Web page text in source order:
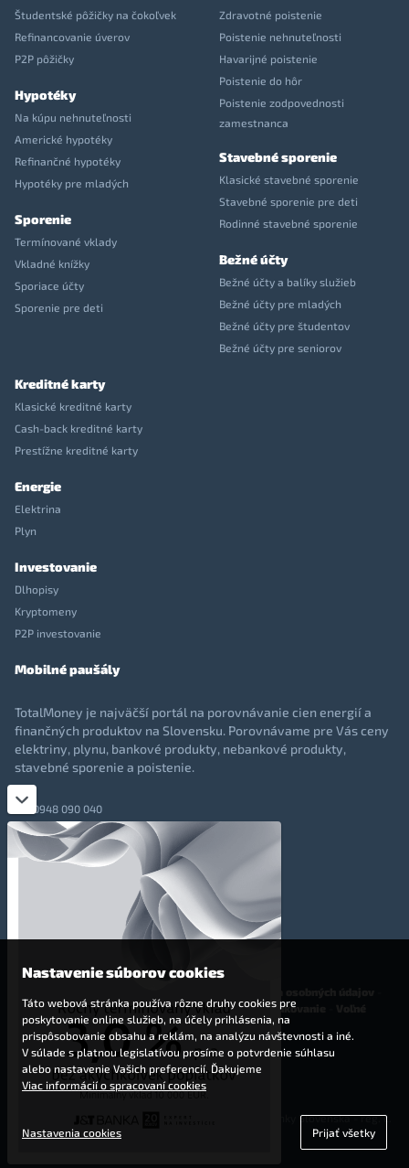
Študentské pôžičky na čokoľvek
Refinancovanie úverov
P2P pôžičky
Hypotéky
Na kúpu nehnuteľnosti
Americké hypotéky
Refinančné hypotéky
Hypotéky pre mladých
Sporenie
Termínované vklady
Vkladné knížky
Sporiace účty
Sporenie pre deti
Zdravotné poistenie
Poistenie nehnuteľnosti
Havarijné poistenie
Poistenie do hôr
Poistenie zodpovednosti
zamestnanca
Stavebné sporenie
Klasické stavebné sporenie
Stavebné sporenie pre deti
Rodinné stavebné sporenie
Bežné účty
Bežné účty a balíky služieb
Bežné účty pre mladých
Bežné účty pre študentov
Bežné účty pre seniorov
Kreditné karty
Klasické kreditné karty
Cash-back kreditné karty
Prestížne kreditné karty
Energie
Elektrina
Plyn
Investovanie
Dlhopisy
Kryptomeny
P2P investovanie
Mobilné paušály
TotalMoney je najväčší portál na porovnávanie cien energií a
finančných produktov na Slovensku. Porovnávame pre Vás ceny
elektriny, plynu, bankové produkty, nebankové produkty,
stavebné sporenie a poistenie.
0948 090 040
+421 948 090 051
info@totalmoney.sk
Levočská 866, Poprad, 058 01
Cookies-Nastavenia cookies -Finančné sprostredkovanie
pracovné miesta
Affiliate - partnerský program
(samostatný finančný agent, povolenie Národnej banky Slovenska - reg. č.
127292)
Nastavenie súborov cookies
Táto webová stránka používa rôzne druhy cookies pre
poskytovanie online služieb, na účely prihlásenia, na
prispôsobovanie obsahu a reklám, na analýzu návštevnosti a iné.
V súlade s platnou legislatívou prosíme o potvrdenie súhlasu
alebo nastavenie Vašich preferencií. Ďakujeme
Viac informácií o spracovaní cookies
Nastavenia cookies Prijať všetky